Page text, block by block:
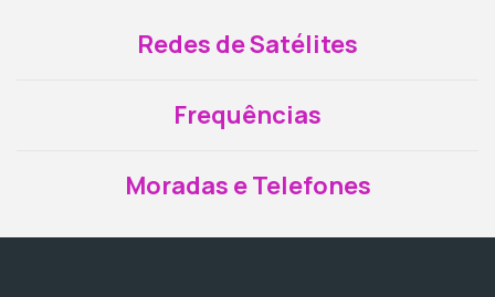
Redes de Satélites
Frequências
Moradas e Telefones